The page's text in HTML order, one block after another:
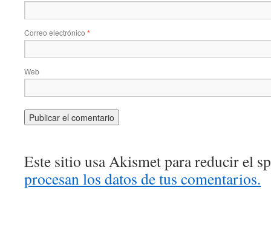
Correo electrónico *
Web
Este sitio usa Akismet para reducir el
procesan los datos de tus comentarios.